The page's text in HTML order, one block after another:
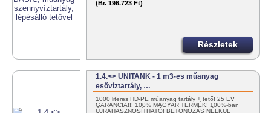
(Br. 196.723 Ft)
Részletek
1.4.<> UNITANK - 1 m3-es műanyag
esővíztartály, …
1000 literes HD-PE műanyag tartály + tető! 25 ÉV
GARANCIA!!! 100% MAGYAR TERMÉK! 100%-ban
ÚJRAHASZNOSÍTHATÓ! BETONOZÁS NÉLKÜL